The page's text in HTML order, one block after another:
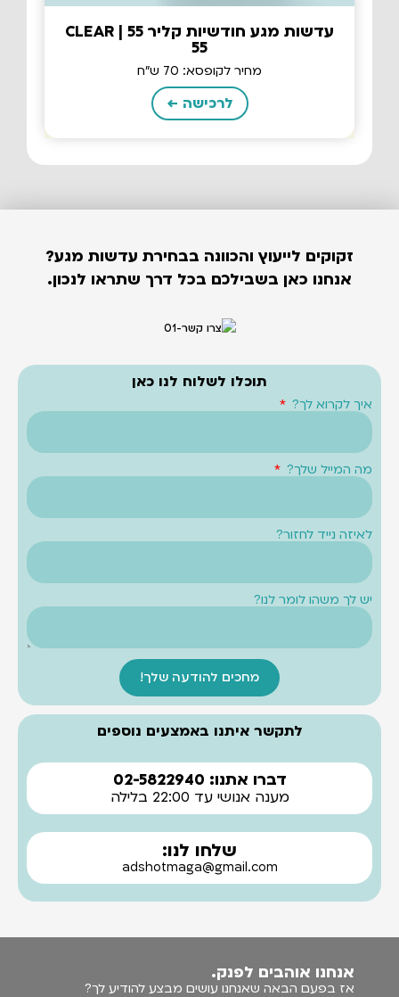
עדשות מגע חודשיות קליר 55 | CLEAR
55
מחיר לקופסא: 70 ש"ח
לרכישה ←
זקוקים לייעוץ והכוונה בבחירת עדשות מגע?
אנחנו כאן בשבילכם בכל דרך שתראו לנכון.
תוכלו לשלוח לנו כאן
איך לקרוא לך?
מה המייל שלך?
לאיזה נייד לחזור?
יש לך משהו לומר לנו?
מחכים להודעה שלך!
לתקשר איתנו באמצעים נוספים
דברו אתנו: 02-5822940
מענה אנושי עד 22:00 בלילה
שלחו לנו:
adshotmaga@gmail.com
אנחנו אוהבים לפנק.
אז בפעם הבאה שאנחנו עושים מבצע להודיע לך?